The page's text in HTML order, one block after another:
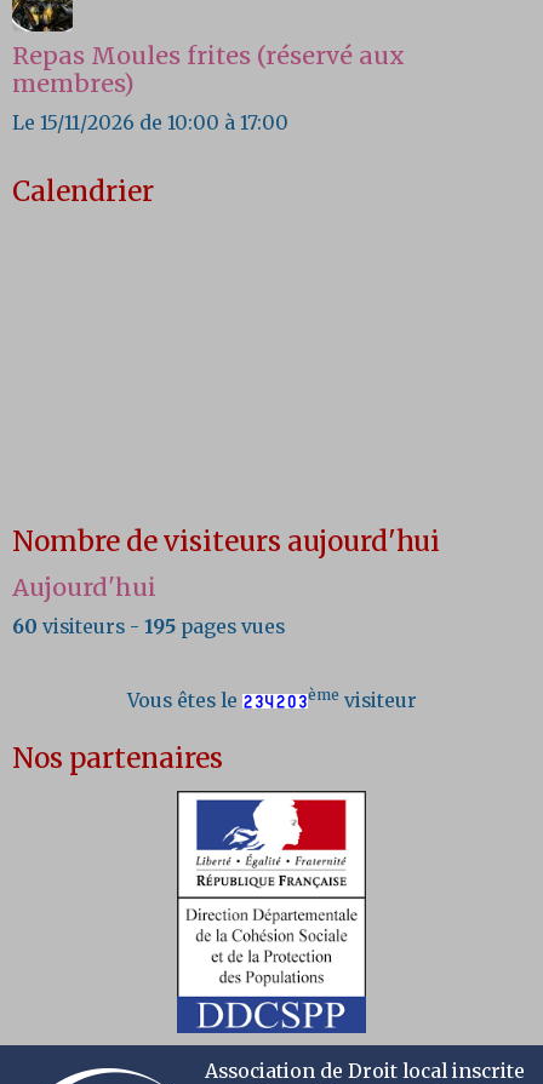
Repas Moules frites (réservé aux
membres)
Le 15/11/2026 de 10:00 à 17:00
Calendrier
Nombre de visiteurs aujourd'hui
Aujourd'hui
60 visiteurs - 195 pages vues
Vous êtes le ème visiteur
Nos partenaires
Association de Droit local inscrite